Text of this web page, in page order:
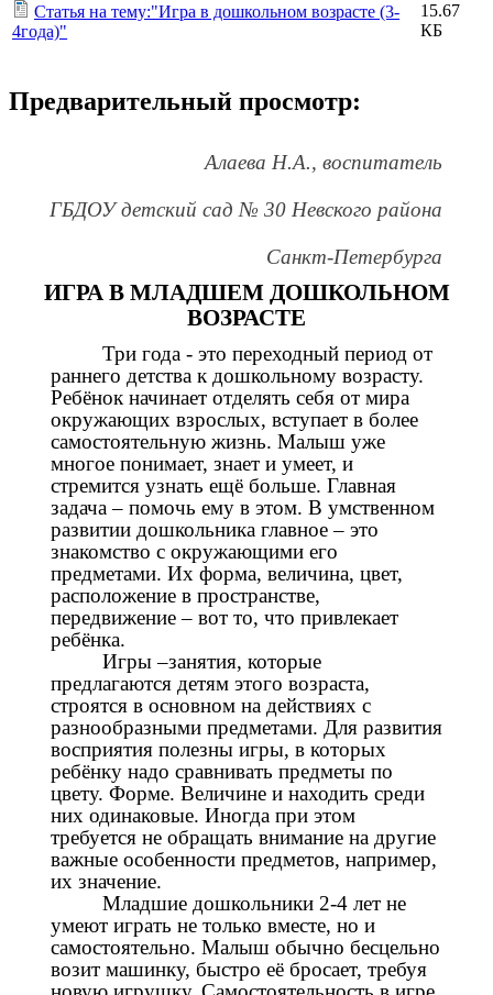
Статья на тему:"Игра в дошкольном возрасте (3-
4года)"
15.67
КБ
Предварительный просмотр:
Алаева Н.А., воспитатель
ГБДОУ детский сад № 30 Невского района
Санкт-Петербурга
ИГРА В МЛАДШЕМ ДОШКОЛЬНОМ
ВОЗРАСТЕ
Три года - это переходный период от
раннего детства к дошкольному возрасту.
Ребёнок начинает отделять себя от мира
окружающих взрослых, вступает в более
самостоятельную жизнь. Малыш уже
многое понимает, знает и умеет, и
стремится узнать ещё больше. Главная
задача – помочь ему в этом. В умственном
развитии дошкольника главное – это
знакомство с окружающими его
предметами. Их форма, величина, цвет,
расположение в пространстве,
передвижение – вот то, что привлекает
ребёнка.
Игры –занятия, которые
предлагаются детям этого возраста,
строятся в основном на действиях с
разнообразными предметами. Для развития
восприятия полезны игры, в которых
ребёнку надо сравнивать предметы по
цвету. Форме. Величине и находить среди
них одинаковые. Иногда при этом
требуется не обращать внимание на другие
важные особенности предметов, например,
их значение.
Младшие дошкольники 2-4 лет не
умеют играть не только вместе, но и
самостоятельно. Малыш обычно бесцельно
возит машинку, быстро её бросает, требуя